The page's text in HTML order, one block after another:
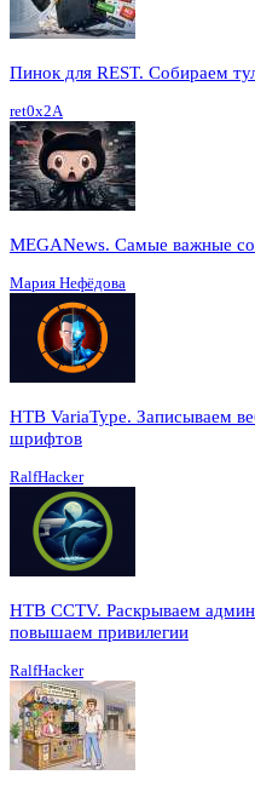
Пинок для REST. Собираем
ret0x2A
MEGANews. Cамые важные
Мария Нефёдова
HTB VariaType. Записываем
шрифтов
RalfHacker
HTB CCTV. Раскрываем
повышаем привилегии
RalfHacker